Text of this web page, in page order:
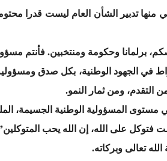
منها تدبير الشأن العام ليست قدرا
برلمانا وحكومة ومنتخبين. فأنتم
في الجهود الوطنية، بكل صدق
التقدم، ومن ثمار النمو.
مستوى المسؤولية الوطنية الجسيمة،
فتوكل على الله، إن الله يحب
تعالى وبركاته.